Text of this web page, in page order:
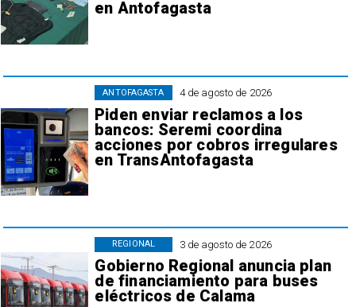
en Antofagasta
4 de agosto de 2026
Piden enviar reclamos a los
bancos: Seremi coordina
acciones por cobros irregulares
en TransAntofagasta
ANTOFAGASTA
3 de agosto de 2026
Gobierno Regional anuncia plan
de financiamiento para buses
eléctricos de Calama
REGIONAL